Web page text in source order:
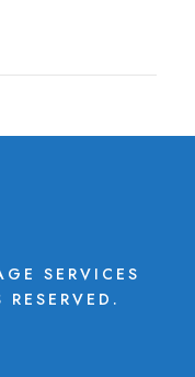
SERVICES